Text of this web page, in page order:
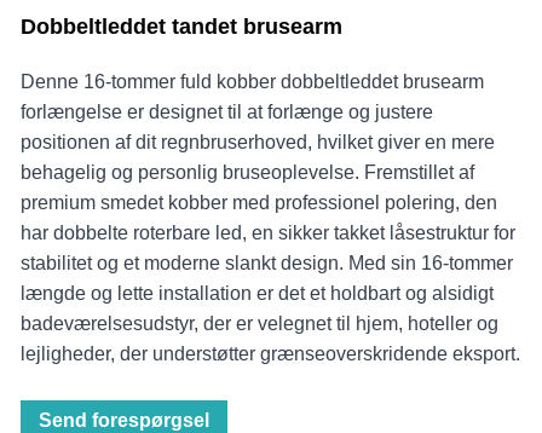
Dobbeltleddet tandet brusearm
Denne 16-tommer fuld kobber dobbeltleddet brusearm
forlængelse er designet til at forlænge og justere
positionen af ​​dit regnbruserhoved, hvilket giver en mere
behagelig og personlig bruseoplevelse. Fremstillet af
premium smedet kobber med professionel polering, den
har dobbelte roterbare led, en sikker takket låsestruktur for
stabilitet og et moderne slankt design. Med sin 16-tommer
længde og lette installation er det et holdbart og alsidigt
badeværelsesudstyr, der er velegnet til hjem, hoteller og
lejligheder, der understøtter grænseoverskridende eksport.
Send forespørgsel